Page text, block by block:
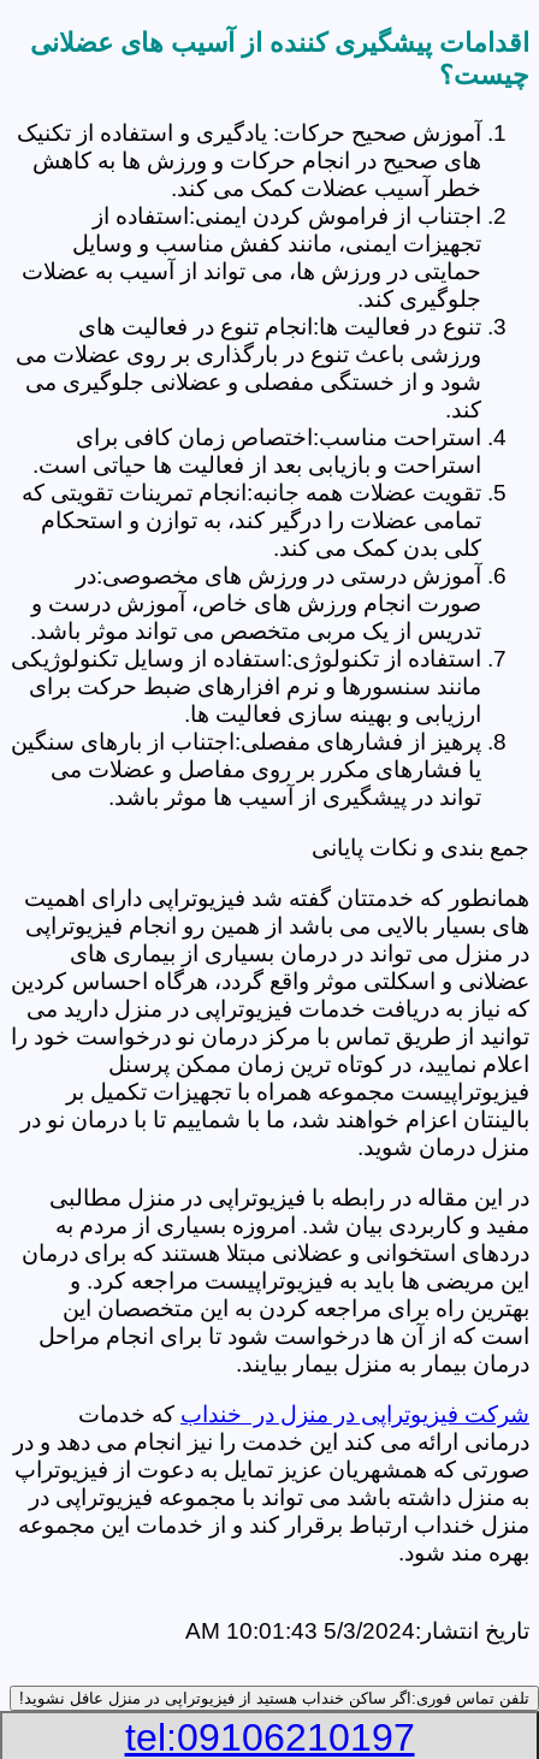
اقدامات پیشگیری کننده از آسیب های عضلانی
چیست؟
آموزش صحیح حرکات: یادگیری و استفاده از تکنیک
های صحیح در انجام حرکات و ورزش ها به کاهش
خطر آسیب عضلات کمک می کند.
اجتناب از فراموش کردن ایمنی:استفاده از
تجهیزات ایمنی، مانند کفش مناسب و وسایل
حمایتی در ورزش ها، می تواند از آسیب به عضلات
جلوگیری کند.
تنوع در فعالیت ها:انجام تنوع در فعالیت های
ورزشی باعث تنوع در بارگذاری بر روی عضلات می
شود و از خستگی مفصلی و عضلانی جلوگیری می
کند.
استراحت مناسب:اختصاص زمان کافی برای
استراحت و بازیابی بعد از فعالیت ها حیاتی است.
تقویت عضلات همه جانبه:انجام تمرینات تقویتی که
تمامی عضلات را درگیر کند، به توازن و استحکام
کلی بدن کمک می کند.
آموزش درستی در ورزش های مخصوصی:در
صورت انجام ورزش های خاص، آموزش درست و
تدریس از یک مربی متخصص می تواند موثر باشد.
استفاده از تکنولوژی:استفاده از وسایل تکنولوژیکی
مانند سنسورها و نرم افزارهای ضبط حرکت برای
ارزیابی و بهینه سازی فعالیت ها.
پرهیز از فشارهای مفصلی:اجتناب از بارهای سنگین
یا فشارهای مکرر بر روی مفاصل و عضلات می
تواند در پیشگیری از آسیب ها موثر باشد.
جمع بندی و نکات پایانی
همانطور که خدمتتان گفته شد فیزیوتراپی دارای اهمیت
های بسیار بالایی می باشد از همین رو انجام فیزیوتراپی
در منزل می تواند در درمان بسیاری از بیماری های
عضلانی و اسکلتی موثر واقع گردد، هرگاه احساس کردین
که نیاز به دریافت خدمات فیزیوتراپی در منزل دارید می
توانید از طریق تماس با مرکز درمان نو درخواست خود را
اعلام نمایید، در کوتاه ترین زمان ممکن پرسنل
فیزیوتراپیست مجموعه همراه با تجهیزات تکمیل بر
بالینتان اعزام خواهند شد، ما با شماییم تا با درمان نو در
منزل درمان شوید.
در این مقاله در رابطه با فیزیوتراپی در منزل مطالبی
مفید و کاربردی بیان شد. امروزه بسیاری از مردم به
دردهای استخوانی و عضلانی مبتلا هستند که برای درمان
این مریضی ها باید به فیزیوتراپیست مراجعه کرد. و
بهترین راه برای مراجعه کردن به این متخصصان این
است که از آن ها درخواست شود تا برای انجام مراحل
درمان بیمار به منزل بیمار بیایند.
شرکت فیزیوتراپی در منزل در خنداب که خدمات
درمانی ارائه می کند این خدمت را نیز انجام می دهد و در
صورتی که همشهریان عزیز تمایل به دعوت از فیزیوتراپ
به منزل داشته باشد می تواند با مجموعه فیزیوتراپی در
منزل خنداب ارتباط برقرار کند و از خدمات این مجموعه
بهره مند شود.
تاریخ انتشار:5/3/2024 10:01:43 AM
تلفن تماس فوری: اگر ساکن خنداب هستید از فیزیوتراپی در منزل عافل نشوید!
tel:09106210197